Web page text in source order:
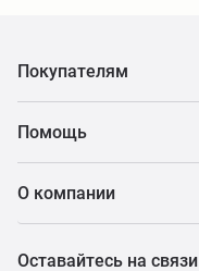
Покупателям
Помощь
О компании
Оставайтесь на связи